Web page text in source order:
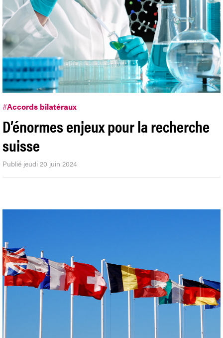
#Accords bilatéraux
D’énormes enjeux pour la recherche
suisse
Publié jeudi 20 juin 2024